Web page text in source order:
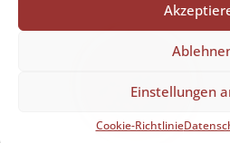
Einstellungen
Cookie-Richtlinie